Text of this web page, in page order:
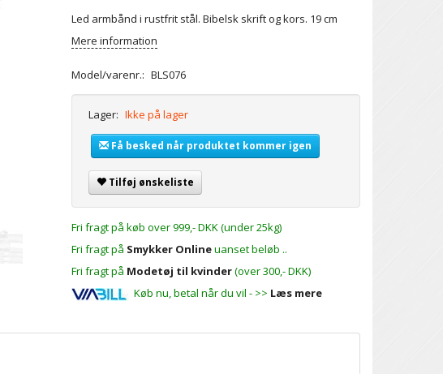
Led armbånd i rustfrit stål. Bibelsk skrift og kors. 19 cm
Mere information
Model/varenr.: BLS076
Lager: Ikke på lager
Få besked når produktet kommer igen
Tilføj ønskeliste
Fri fragt på køb over 999,- DKK (under 25kg)
Fri fragt på Smykker Onlineuanset beløb ..
Fri fragt på Modetøj til kvinder(over 300,- DKK)
Køb nu, betal når du vil - >> Læs mere